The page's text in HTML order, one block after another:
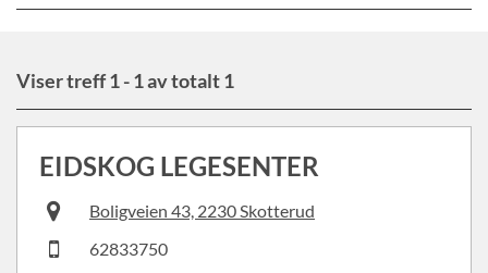
Viser treff 1 - 1 av totalt 1
EIDSKOG LEGESENTER
Boligveien 43, 2230 Skotterud
62833750